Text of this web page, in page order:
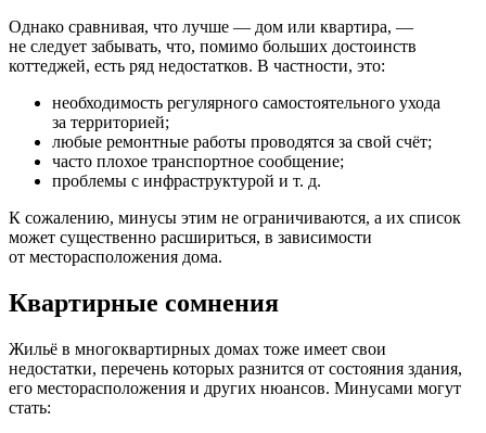
Однако сравнивая, что лучше — дом или квартира, —
не следует забывать, что, помимо больших достоинств
коттеджей, есть ряд недостатков. В частности, это:
необходимость регулярного самостоятельного ухода
за территорией;
любые ремонтные работы проводятся за свой счёт;
часто плохое транспортное сообщение;
проблемы с инфраструктурой и т. д.
К сожалению, минусы этим не ограничиваются, а их список
может существенно расшириться, в зависимости
от месторасположения дома.
Квартирные сомнения
Жильё в многоквартирных домах тоже имеет свои
недостатки, перечень которых разнится от состояния здания,
его месторасположения и других нюансов. Минусами могут
стать: